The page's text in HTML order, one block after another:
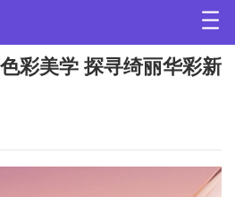
彩美学 探寻绮丽华彩新